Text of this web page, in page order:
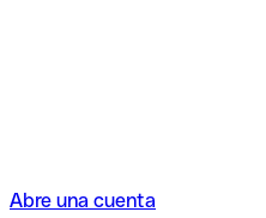
Abre una cuenta